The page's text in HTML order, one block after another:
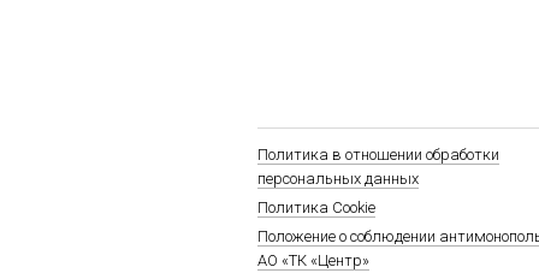
Политика в отношении обработки
персональных данных
Политика Cookie
Положение о соблюдении
АО «ТК «Центр»